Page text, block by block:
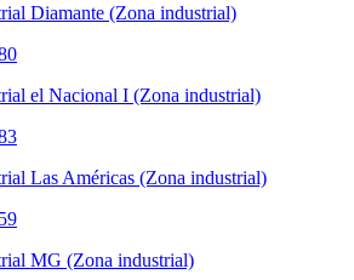
Diamante (Zona industrial)
el Nacional I (Zona industrial)
Las Américas (Zona industrial)
MG (Zona industrial)